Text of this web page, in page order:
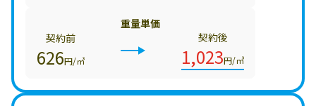
重量単価
契約前
626円/㎥
契約後
1,023円/㎥